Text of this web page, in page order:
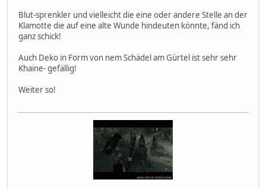
Blut-sprenkler und vielleicht die eine oder andere Stelle an der
Klamotte die auf eine alte Wunde hindeuten könnte, fänd ich
ganz schick!
Auch Deko in Form von nem Schädel am Gürtel ist sehr sehr
Khaine- gefällig!
Weiter so!